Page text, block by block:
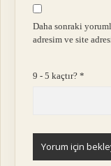
Daha sonraki
adresim ve site
9 - 5 kaçtır?*